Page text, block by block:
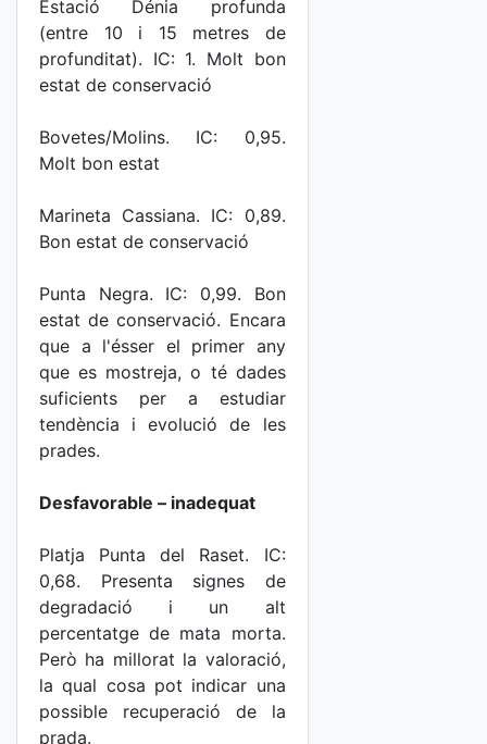
Estació Dénia profunda
(entre 10 i 15 metres de
profunditat). IC: 1. Molt bon
estat de conservació
Bovetes/Molins. IC: 0,95.
Molt bon estat
Marineta Cassiana. IC: 0,89.
Bon estat de conservació
Punta Negra. IC: 0,99. Bon
estat de conservació. Encara
que a l'ésser el primer any
que es mostreja, o té dades
suficients per a estudiar
tendència i evolució de les
prades.
Desfavorable – inadequat
Platja Punta del Raset. IC:
0,68. Presenta signes de
degradació i un alt
percentatge de mata morta.
Però ha millorat la valoració,
la qual cosa pot indicar una
possible recuperació de la
prada.